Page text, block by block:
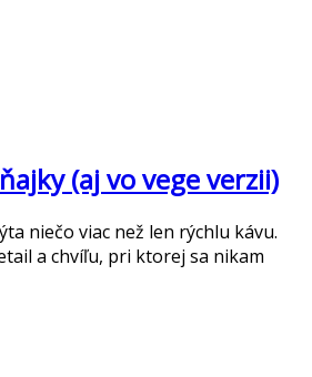
(aj vo vege verzii)
niečo viac než len rýchlu kávu.
a chvíľu, pri ktorej sa nikam